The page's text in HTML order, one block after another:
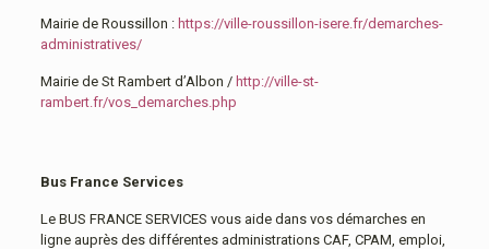
Mairie de Roussillon : https://ville-roussillon-isere.fr/demarches-
administratives/
Mairie de St Rambert d’Albon / http://ville-st-
rambert.fr/vos_demarches.php
Bus France Services
Le BUS FRANCE SERVICES vous aide dans vos démarches en
ligne auprès des différentes administrations CAF, CPAM, emploi,